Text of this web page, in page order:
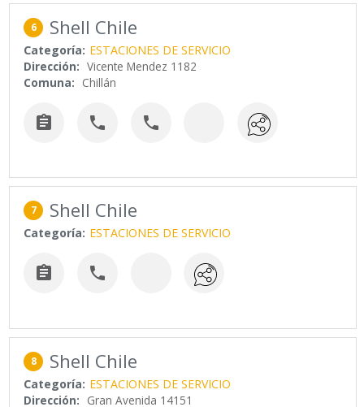
6 Shell Chile
Categoría: ESTACIONES DE SERVICIO
Dirección: Vicente Mendez 1182
Comuna: Chillán
  
7 Shell Chile
Categoría: ESTACIONES DE SERVICIO
 
8 Shell Chile
Categoría: ESTACIONES DE SERVICIO
Dirección: Gran Avenida 14151